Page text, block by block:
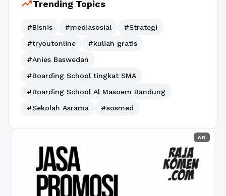
trending_upTrending Topics
#Bisnis #mediasosial
#Strategi
#tryoutonline
#kuliah gratis
#Anies Baswedan
#Boarding School tingkat SMA
#Boarding School Al Masoem Bandung
#Sekolah Asrama
#sosmed
AD